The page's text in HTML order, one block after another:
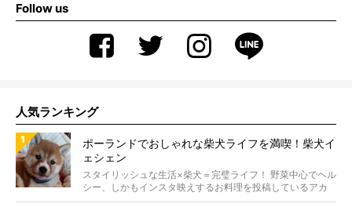
Follow us
人気ランキング
ポーランドでおしゃれな柴犬ライフを満喫！柴犬イ
ェシェン
スタイリッシュな生活×柴犬＝完璧ライフ！ 野菜中心でヘル
シー、しかもインスタ映えするお料理を投稿しているアカ
ウ...